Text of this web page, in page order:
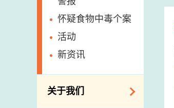
怀疑食物中毒个案
活动
新资讯
关于我们